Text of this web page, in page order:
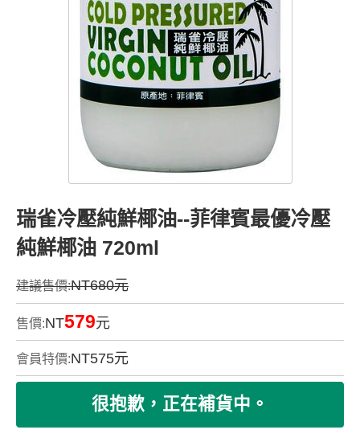
瑞雀冷壓純鮮椰油--菲律賓最優冷壓
純鮮椰油 720ml
建議售價:NT680元
售價:NT579元
會員特價:NT575元